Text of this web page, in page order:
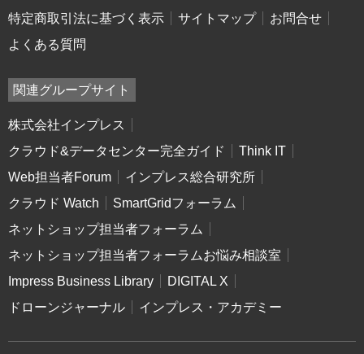
特定商取引法に基づく表示
サイトマップ
お問合せ
よくある質問
関連グループサイト
株式会社インプレス
クラウド&データセンター完全ガイド
Think IT
Web担当者Forum
インプレス総合研究所
クラウド Watch
SmartGridフォーラム
ネットショップ担当者フォーラム
ネットショップ担当者フォーラムお悩み相談室
Impress Business Library
DIGITAL X
ドローンジャーナル
インプレス・アカデミー